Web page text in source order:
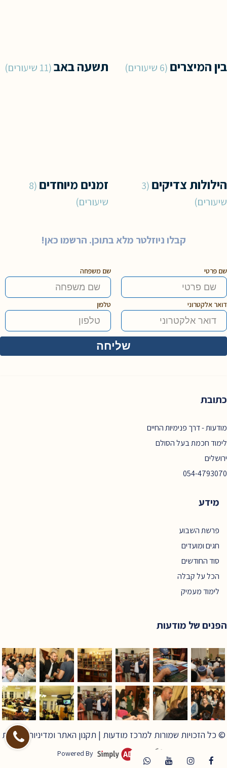
בין המיצרים 6 שיעורים תשעה באב 11 שיעורים
הילולות צדיקים 3
שיעורים
זמנים מיוחדים 8
שיעורים
קבלו ניוזלטר מלא בתוכן. הרשמו כאן!
שם פרטי שם משפחה
דואר אלקטרוני טלפון
כתובת
מודעות - דרך פנימיות החיים
לימוד חכמת בעל הסולם
ירושלים
054-4793070
מידע
פרשת השבוע
חגים ומועדים
סוד החודשים
הכל על קבלה
לימוד מעמיק
הפנים של מודעות
© כל הזכויות שמורות למרכז מודעות | תקנון האתר ומדיניות פרטיות
Powered By